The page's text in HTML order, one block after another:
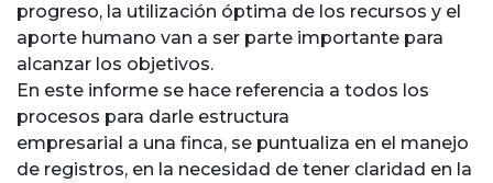
progreso, la utilización óptima de los recursos y el
aporte humano van a ser parte importante para
alcanzar los objetivos.
En este informe se hace referencia a todos los
procesos para darle estructura
empresarial a una finca, se puntualiza en el manejo
de registros, en la necesidad de tener claridad en la